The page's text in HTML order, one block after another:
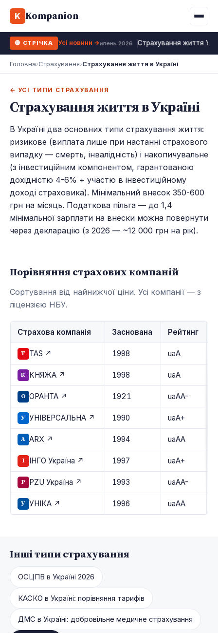
K Kompanion
Калькулятор МФО
Усі 10 МФО →
Життя
Усі види
WhiteBIT
Kuna
Bybit
Усі 10 бірж →
Іпотека
Депозит
Рефінансування
ФОП податки
🔴 СТРІЧКА 26 липень 2026 Страхування життя
Усі новини →
Головна›Страхування›Страхування життя в Україні
← УСІ ТИПИ СТРАХУВАННЯ
Страхування життя в Україні
В Україні два основних типи страхування життя:
ризикове (виплата лише при настанні страхового
випадку — смерть, інвалідність) і накопичувальне
(з інвестиційним компонентом, гарантованою
дохідністю 4-6% + участю в інвестиційному
доході страховика). Мінімальний внесок 350-600
грн на місяць. Податкова пільга — до 1,4
мінімальної зарплати на внески можна повернути
через декларацію (з 2026 — ~12 000 грн на рік).
Порівняння страхових компаній
Сортування від найнижчої ціни. Усі компанії — з
ліцензією НБУ.
Страхова компанія Заснована Рейтинг
T TAS ↗ 1998 uaA
К КНЯЖА ↗ 1998 uaA
О ОРАНТА ↗ 1921 uaAA-
У УНІВЕРСАЛЬНА ↗ 1990 uaA+
A ARX ↗ 1994 uaAA
І ІНГО Україна ↗ 1997 uaA+
P PZU Україна ↗ 1993 uaAA-
У УНІКА ↗ 1996 uaAA
Інші типи страхування
ОСЦПВ в Україні 2026
КАСКО в Україні: порівняння тарифів
ДМС в Україні: добровільне медичне страхування